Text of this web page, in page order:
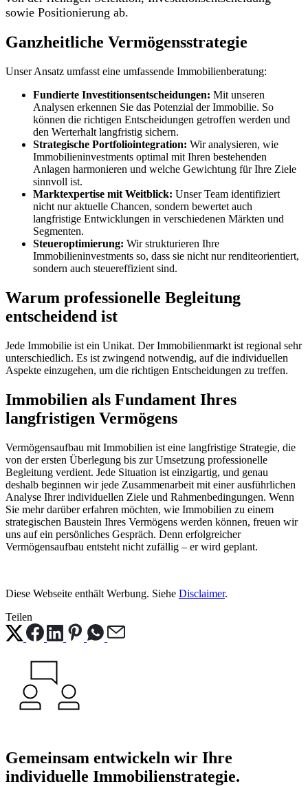
sowie Positionierung ab.
Ganzheitliche Vermögensstrategie
Unser Ansatz umfasst eine umfassende Immobilienberatung:
Fundierte Investitionsentscheidungen: Mit unseren
Analysen erkennen Sie das Potenzial der Immobilie. So
können die richtigen Entscheidungen getroffen werden und
den Werterhalt langfristig sichern.
Strategische Portfoliointegration: Wir analysieren, wie
Immobilieninvestments optimal mit Ihren bestehenden
Anlagen harmonieren und welche Gewichtung für Ihre Ziele
sinnvoll ist.
Marktexpertise mit Weitblick: Unser Team identifiziert
nicht nur aktuelle Chancen, sondern bewertet auch
langfristige Entwicklungen in verschiedenen Märkten und
Segmenten.
Steueroptimierung: Wir strukturieren Ihre
Immobilieninvestments so, dass sie nicht nur renditeorientiert,
sondern auch steuereffizient sind.
Warum professionelle Begleitung
entscheidend ist
Jede Immobilie ist ein Unikat. Der Immobilienmarkt ist regional sehr
unterschiedlich. Es ist zwingend notwendig, auf die individuellen
Aspekte einzugehen, um die richtigen Entscheidungen zu treffen.
Immobilien als Fundament Ihres
langfristigen Vermögens
Vermögensaufbau mit Immobilien ist eine langfristige Strategie, die
von der ersten Überlegung bis zur Umsetzung professionelle
Begleitung verdient. Jede Situation ist einzigartig, und genau
deshalb beginnen wir jede Zusammenarbeit mit einer ausführlichen
Analyse Ihrer individuellen Ziele und Rahmenbedingungen. Wenn
Sie mehr darüber erfahren möchten, wie Immobilien zu einem
strategischen Baustein Ihres Vermögens werden können, freuen wir
uns auf ein persönliches Gespräch. Denn erfolgreicher
Vermögensaufbau entsteht nicht zufällig – er wird geplant.
Diese Webseite enthält Werbung. Siehe Disclaimer.
Teilen
Gemeinsam entwickeln wir Ihre
individuelle Immobilienstrategie.